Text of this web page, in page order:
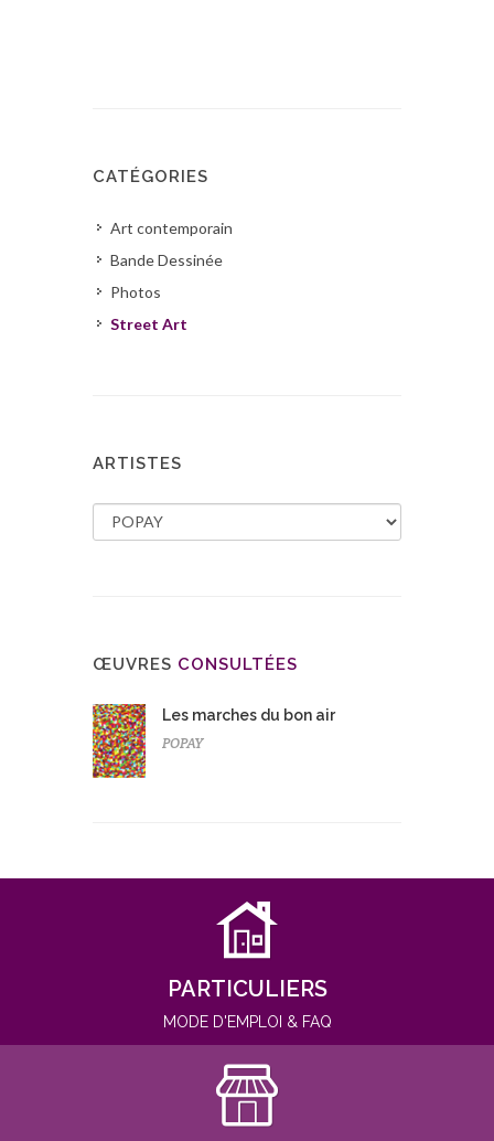
CATÉGORIES
Art contemporain
Bande Dessinée
Photos
Street Art
ARTISTES
ŒUVRES CONSULTÉES
Les marches du bon air
POPAY
PARTICULIERS
MODE D'EMPLOI & FAQ